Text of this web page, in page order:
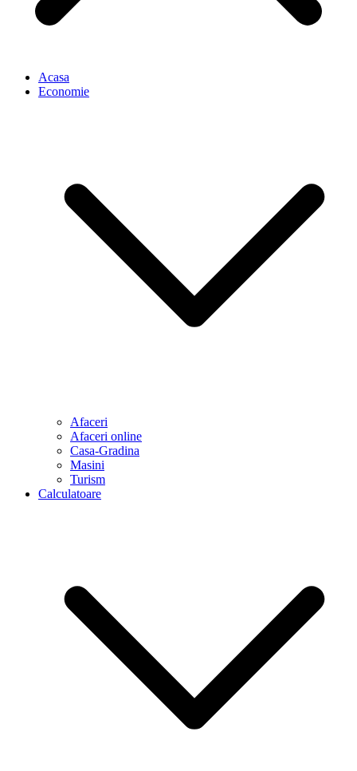
Acasa
Economie
Afaceri
Afaceri online
Casa-Gradina
Masini
Turism
Calculatoare